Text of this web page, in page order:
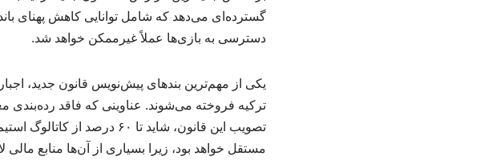
دسترسی به بازی‌ها عملاً غیرممکن خواهد شد.
ترکیه فروخته می‌شوند. عناوینی که فاقد
تصویب این قانون، شاید تا
مستقل خواهد بود، زیرا بسیاری از آن‌ها منابع